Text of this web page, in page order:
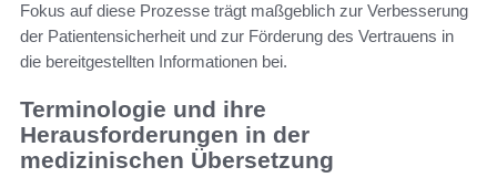
Fokus auf diese Prozesse trägt maßgeblich zur Verbesserung
der Patientensicherheit und zur Förderung des Vertrauens in
die bereitgestellten Informationen bei.
Terminologie und ihre
Herausforderungen in der
medizinischen Übersetzung